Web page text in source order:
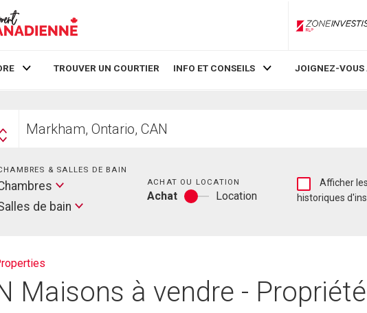
TROUVER UN COURTIER INFO ET CONSEILS JOIGNEZ-VOUS
votre
& SALLES DE BAIN
bain
de bain
ACHAT OU LOCATION
Achat
Achat
Location
Afficher
les
historiques
Maisons à vendre -